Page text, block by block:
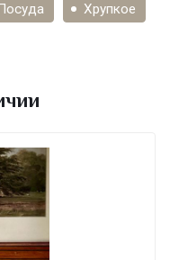
Посуда Хрупкое